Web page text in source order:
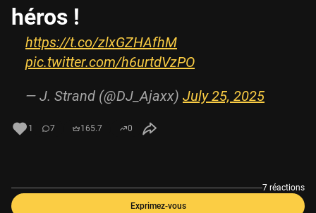
héros !
https://t.co/zlxGZHAfhM
pic.twitter.com/h6urtdVzPO
— J. Strand (@DJ_Ajaxx) July 25, 2025
1 7 165.7 0
7 réactions
Exprimez-vous